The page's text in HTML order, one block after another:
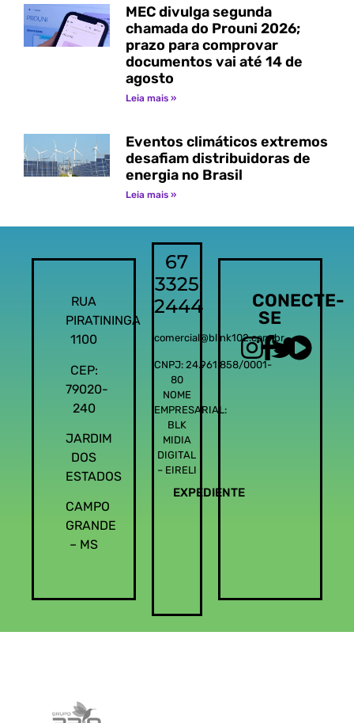
MEC divulga segunda
chamada do Prouni 2026;
prazo para comprovar
documentos vai até 14 de
agosto
Leia mais »
Eventos climáticos extremos
desafiam distribuidoras de
energia no Brasil
Leia mais »
RUA
PIRATININGA
1100
CEP:
79020-
240
JARDIM
DOS
ESTADOS
CAMPO
GRANDE
– MS
67
3325
2444
comercial@blink102.com.br
CNPJ: 24.961.858/0001-
80
NOME
EMPRESARIAL:
BLK
MIDIA
DIGITAL
– EIRELI
EXPEDIENTE
CONECTE-
SE